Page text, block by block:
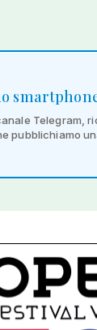
Telegram,
pubblichiamo